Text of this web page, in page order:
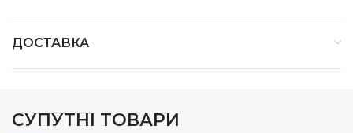
ДОСТАВКА
СУПУТНІ ТОВАРИ